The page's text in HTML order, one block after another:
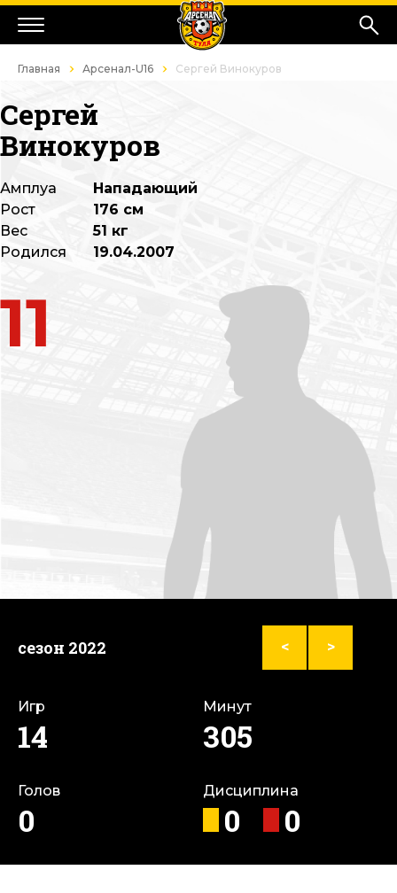
Главная Арсенал-U16 Сергей Винокуров
Сергей
Винокуров
11
Амплуа
Рост
Вес
Родился
Нападающий
176 см
51 кг
19.04.2007
< >
сезон 2022
Игр
14
Минут
305
Голов
0
Дисциплина
0 0